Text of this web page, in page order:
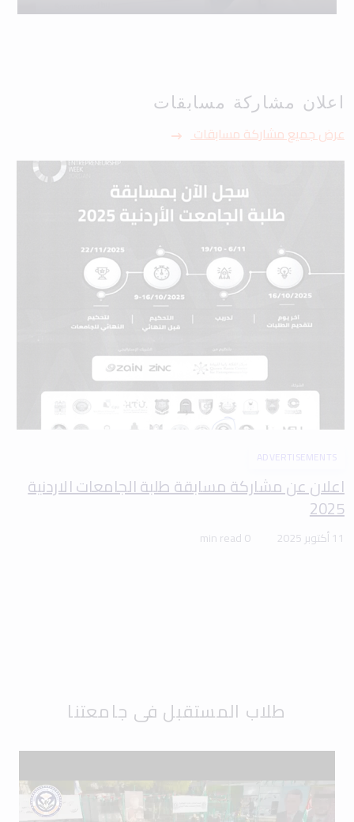
اعلان مشاركة مسابقات
عرض جميع مشاركة مسابقات
ADVERTISEMENTS
اعلان عن مشاركة مسابقة طلبة الجامعات الاردنية
2025
11 أكتوبر 2025 0 min read
طلاب المستقبل في جامعتنا